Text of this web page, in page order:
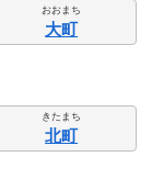
おおまち
大町
きたまち
北町